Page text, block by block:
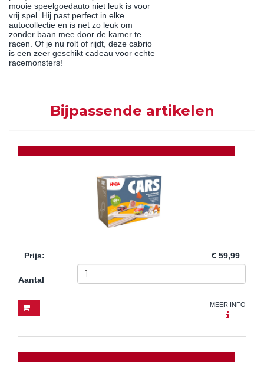
mooie speelgoedauto niet leuk is voor
vrij spel. Hij past perfect in elke
autocollectie en is net zo leuk om
zonder baan mee door de kamer te
racen. Of je nu rolt of rijdt, deze cabrio
is een zeer geschikt cadeau voor echte
racemonsters!
Bijpassende artikelen
Prijs: € 59,99
Aantal
MEER INFO